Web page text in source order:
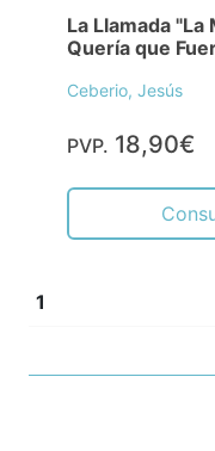
La Llamada
Quería que
Ceberio, Jesús
PVP. 18,90€
1